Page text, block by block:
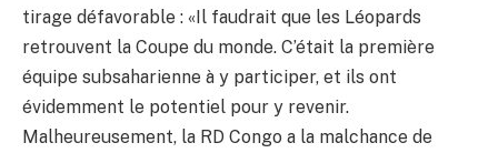
tirage défavorable : «Il faudrait que les Léopards
retrouvent la Coupe du monde. C’était la première
équipe subsaharienne à y participer, et ils ont
évidemment le potentiel pour y revenir.
Malheureusement, la RD Congo a la malchance de